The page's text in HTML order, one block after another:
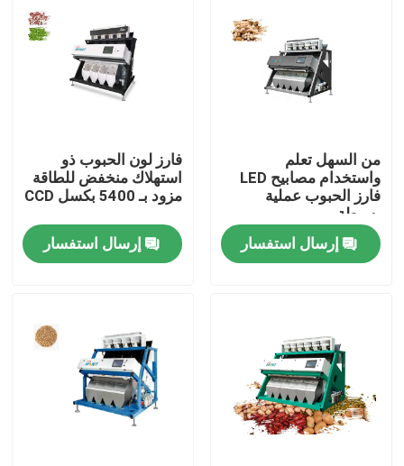
معلومات عنا
مراقبة الجودة
اتصل بنا
اطلب اقتباس
فارز لون الأرز
من السهل تعلم
واستخدام مصابيح LED
فارز الحبوب عملية
بسيطة
إرسال استفسار
فارز لون الحبوب ذو
استهلاك منخفض للطاقة
مزود بـ 5400 بكسل CCD
إرسال استفسار